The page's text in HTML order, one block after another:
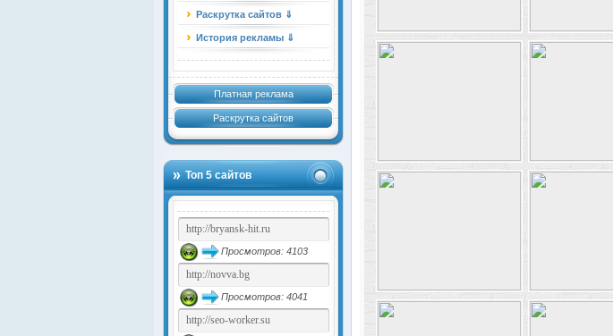
Раскрутка сайтов ⇓
История рекламы ⇓
Платная реклама
Раскрутка сайтов
Топ 5 сайтов
Просмотров: 4103
Просмотров: 4041